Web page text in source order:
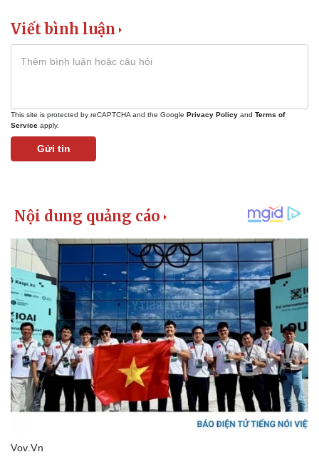
Pháp luật
Vụ án
Tin nóng
Tư vấn luật
Quân sự - Quốc phòng
Vũ khí
Việt Nam
Phân tích
Viết bình luận
This site is protected by reCAPTCHA and the Google Privacy Policy and Terms of
Service apply.
Gửi tin